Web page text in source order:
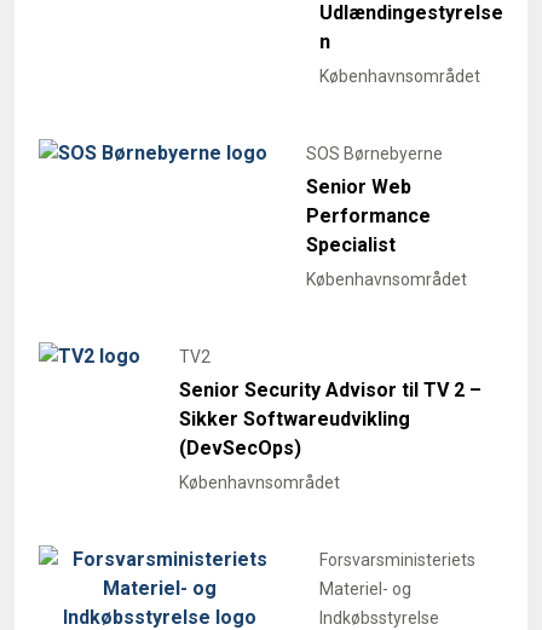
Udlændingestyrelse
n
Københavnsområdet
SOS Børnebyerne
Senior Web
Performance
Specialist
Københavnsområdet
TV2
Senior Security Advisor til TV 2 –
Sikker Softwareudvikling
(DevSecOps)
Københavnsområdet
Forsvarsministeriets
Materiel- og
Indkøbsstyrelse